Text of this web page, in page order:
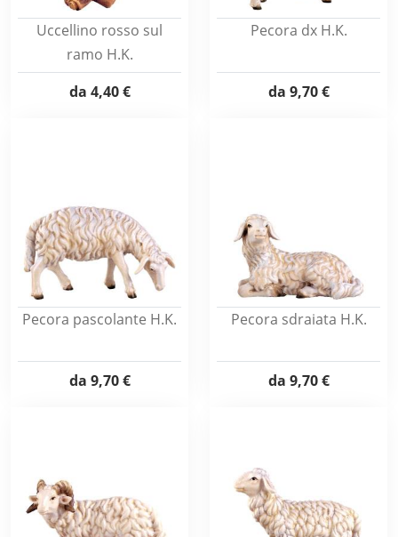
Uccellino rosso sul
ramo H.K.
da 4,40 €
Pecora dx H.K.
da 9,70 €
Pecora pascolante H.K.
da 9,70 €
Pecora sdraiata H.K.
da 9,70 €